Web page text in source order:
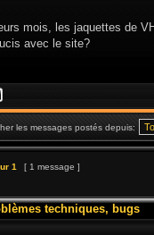
mois, les jaquettes de
avec le site?
les messages postés depuis:
1 [ 1 message ]
techniques, bugs